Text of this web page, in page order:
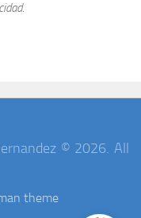
© 2026. All
theme